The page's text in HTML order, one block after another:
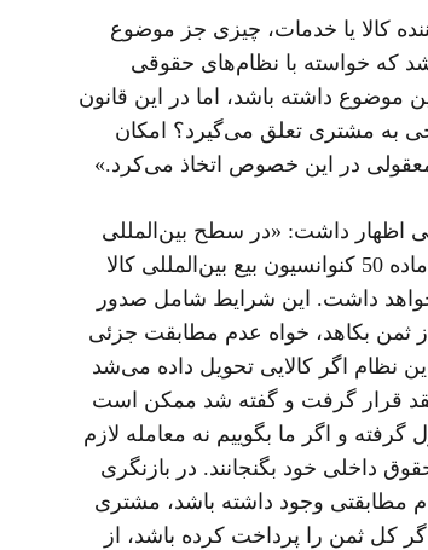
گفته‌شده اگر تأمین‌کننده کالا یا خدمات، چیزی جز موضوع
که خواسته با نظام‌های حقوقی
داشته باشد، اما در این قانون
به مشتری تعلق می‌گیرد؟ امکان
در این خصوص اتخاذ می‌کرد.»
اظهار داشت: «در سطح بین‌المللی
این موضوع جدی گرفته‌شده و حتی در نظام‌های حقوقی سایر کشورها برای آن ماده‌ای خاص تصویب ‌شده است. علاوه‌بر این در ماده 50 کنوانسیون بیع بین‌المللی کالا
داشت. این شرایط شامل صدور
ثمن بکاهد، خواه عدم مطابقت جزئی
نظام اگر کالایی تحویل داده می‌شد
قرار گرفت و گفته شد ممکن است
و اگر ما بگوییم نه معامله لازم
داخلی خود بگنجانند. در بازنگری
است؛ اگر عدم مطابقتی وجود داشته باشد، مشتری
کل ثمن را پرداخت کرده باشد، از